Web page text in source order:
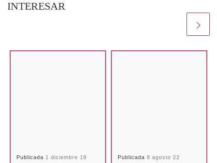
INTERESAR
Publicada 1 diciembre 18 Publicada8 agosto 22